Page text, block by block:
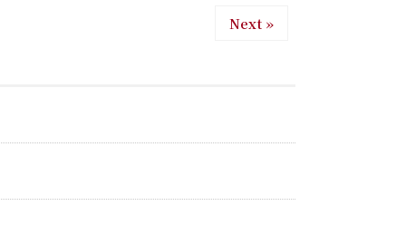
Next »